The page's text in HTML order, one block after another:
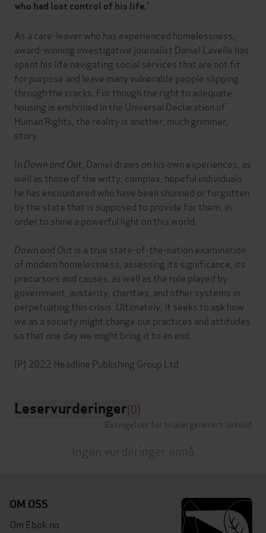
who had lost control of his life.'
As a care-leaver who has experienced homelessness,
award-winning investigative journalist Daniel Lavelle has
spent his life navigating social services that are not fit
for purpose and leave many vulnerable people slipping
through the cracks. For though the right to adequate
housing is enshrined in the Universal Declaration of
Human Rights, the reality is another, much grimmer,
story.
In Down and Out , Daniel draws on his own experiences, as
well as those of the witty, complex, hopeful individuals
he has encountered who have been shunned or forgotten
by the state that is supposed to provide for them, in
order to shine a powerful light on this world.
Down and Out is a true state-of-the-nation examination
of modern homelessness, assessing its significance, its
precursors and causes, as well as the role played by
government, austerity, charities, and other systems in
perpetuating this crisis. Ultimately, it seeks to ask how
we as a society might change our practices and attitudes
so that one day we might bring it to an end.
Leservurderinger(0)
Betingelser for brukergenerert innhold
Ingen vurderinger ennå
OM OSS
Om Ebok.no